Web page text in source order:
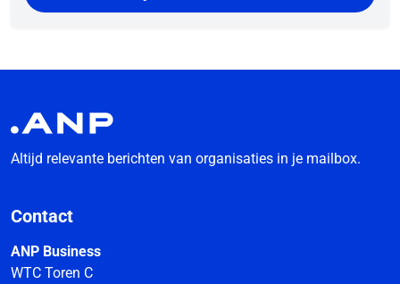
Altijd relevante berichten van organisaties in je mailbox.
Contact
ANP Business
WTC Toren C